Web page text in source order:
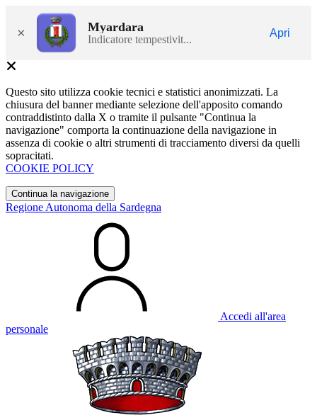
× Myardara
Indicatore tempestivit...
Apri
Questo sito utilizza cookie tecnici e statistici anonimizzati. La
chiusura del banner mediante selezione dell'apposito comando
contraddistinto dalla X o tramite il pulsante "Continua la
navigazione" comporta la continuazione della navigazione in
assenza di cookie o altri strumenti di tracciamento diversi da quelli
sopracitati.
COOKIE POLICY
Continua la navigazione
Regione Autonoma della Sardegna
Accedi all'area
personale